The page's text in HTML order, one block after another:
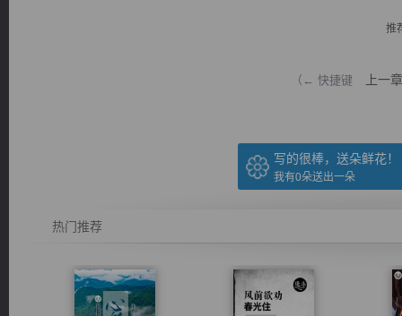
推
（← 快捷键 上一章
写的很棒，送朵鲜花！
我有0朵送出一朵
热门推荐